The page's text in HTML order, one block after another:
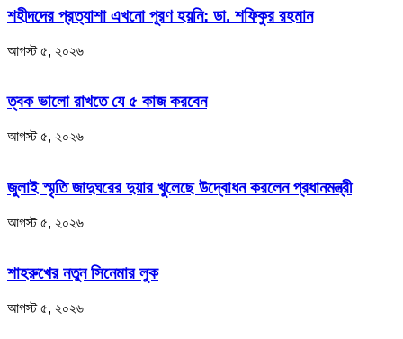
শহীদদের প্রত্যাশা এখনো পূরণ হয়নি: ডা. শফিকুর রহমান
আগস্ট ৫, ২০২৬
ত্বক ভালো রাখতে যে ৫ কাজ করবেন
আগস্ট ৫, ২০২৬
জুলাই স্মৃতি জাদুঘরের দুয়ার খুলেছে উদ্বোধন করলেন প্রধানমন্ত্রী
আগস্ট ৫, ২০২৬
শাহরুখের নতুন সিনেমার লুক
আগস্ট ৫, ২০২৬